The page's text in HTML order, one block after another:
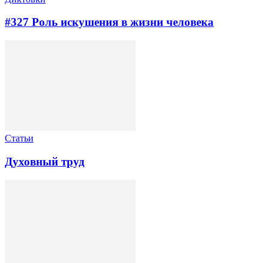
#327 Роль искушения в жизни человека
Статьи
Духовный труд